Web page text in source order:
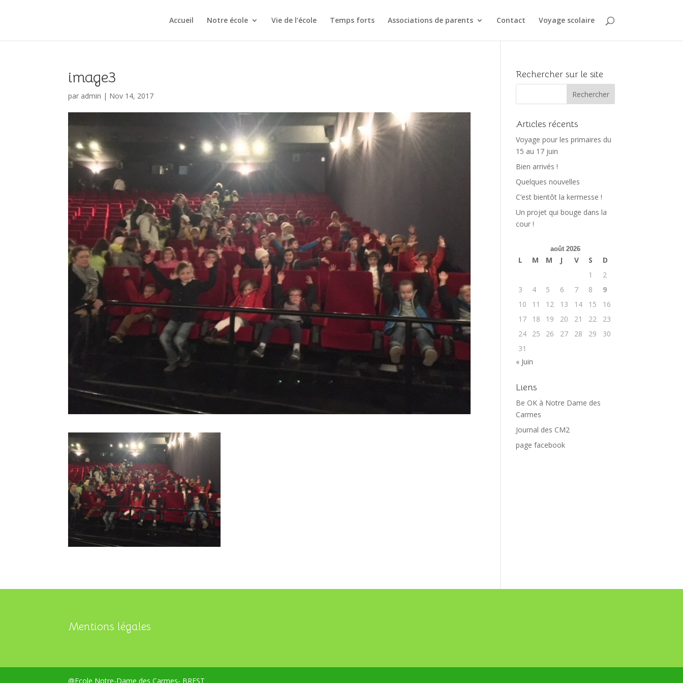
Accueil Notre école Vie de l’école Temps forts Associations de parents Contact Voyage scolaire
image3
par admin | Nov 14, 2017
Rechercher sur le site
Articles récents
Voyage pour les primaires du
15 au 17 juin
Bien arrivés !
Quelques nouvelles
C’est bientôt la kermesse !
Un projet qui bouge dans la
cour !
août 2026
L M M J V S
D
1
2
3
4 5 6 7 8
9
10
11 12 13 14 15
16
17
18 19 20 21 22
23
24
25 26 27 28 29
30
31
« Juin
Liens
Be OK à Notre Dame des
Carmes
Journal des CM2
page facebook
Mentions légales
@Ecole Notre-Dame des Carmes- BREST